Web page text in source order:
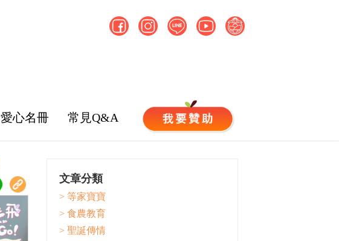
愛心名冊 常見Q&A
文章分類
> 等家寶寶
> 食農教育
> 聖誕傳情